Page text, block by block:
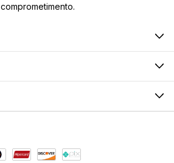
comprometimento.